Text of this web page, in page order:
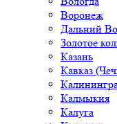
Воронеж
Дальний
Золотое
Казань
Кавказ
Калмыкия
Калуга